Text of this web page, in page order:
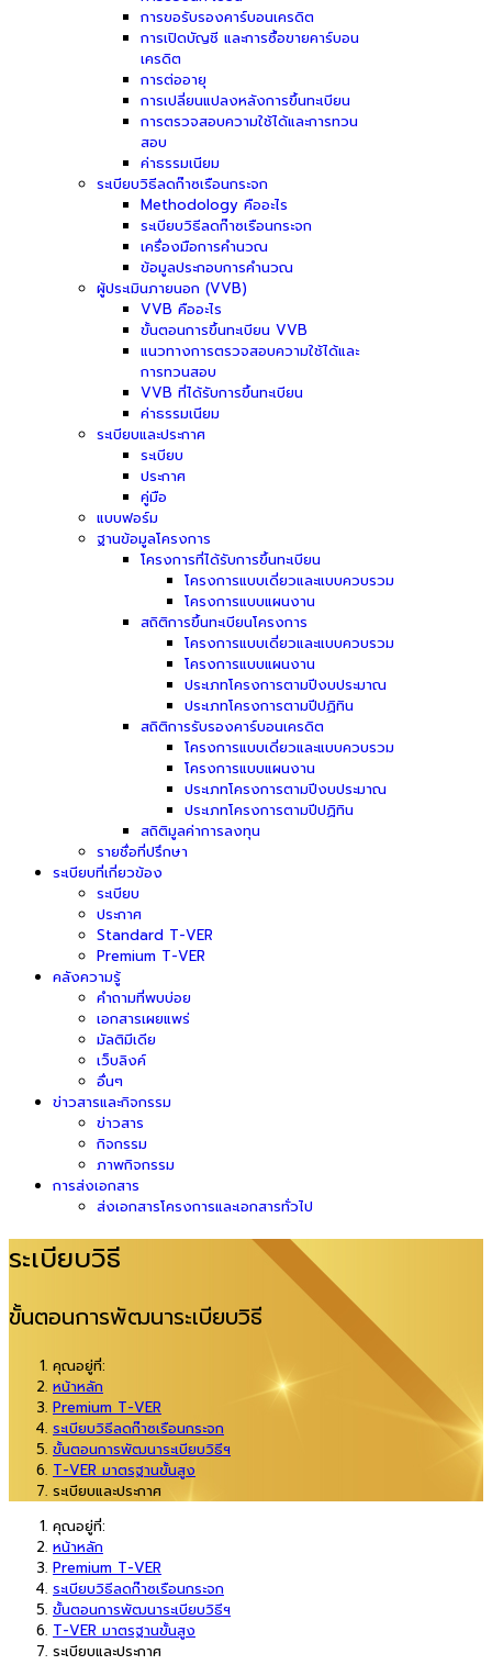
การขอรับรองคาร์บอนเครดิต
การเปิดบัญชี และการซื้อขายคาร์บอน
เครดิต
การต่ออายุ
การเปลี่ยนแปลงหลังการขึ้นทะเบียน
การตรวจสอบความใช้ได้และการทวน
สอบ
ค่าธรรมเนียม
ระเบียบวิธีลดก๊าซเรือนกระจก
Methodology คืออะไร
ระเบียบวิธีลดก๊าซเรือนกระจก
เครื่องมือการคำนวณ
ข้อมูลประกอบการคำนวณ
ผู้ประเมินภายนอก (VVB)
VVB คืออะไร
ขั้นตอนการขึ้นทะเบียน VVB
แนวทางการตรวจสอบความใช้ได้และ
การทวนสอบ
VVB ที่ได้รับการขึ้นทะเบียน
ค่าธรรมเนียม
ระเบียบและประกาศ
ระเบียบ
ประกาศ
คู่มือ
แบบฟอร์ม
ฐานข้อมูลโครงการ
โครงการที่ได้รับการขึ้นทะเบียน
โครงการแบบเดี่ยวและแบบควบรวม
โครงการแบบแผนงาน
สถิติการขึ้นทะเบียนโครงการ
โครงการแบบเดี่ยวและแบบควบรวม
โครงการแบบแผนงาน
ประเภทโครงการตามปีงบประมาณ
ประเภทโครงการตามปีปฏิทิน
สถิติการรับรองคาร์บอนเครดิต
โครงการแบบเดี่ยวและแบบควบรวม
โครงการแบบแผนงาน
ประเภทโครงการตามปีงบประมาณ
ประเภทโครงการตามปีปฏิทิน
สถิติมูลค่าการลงทุน
รายชื่อที่ปรึกษา
ระเบียบที่เกี่ยวข้อง
ระเบียบ
ประกาศ
Standard T-VER
Premium T-VER
คลังความรู้
คำถามที่พบบ่อย
เอกสารเผยแพร่
มัลติมีเดีย
เว็บลิงค์
อื่นๆ
ข่าวสารและกิจกรรม
ข่าวสาร
กิจกรรม
ภาพกิจกรรม
การส่งเอกสาร
ส่งเอกสารโครงการและเอกสารทั่วไป
ระเบียบวิธี
ขั้นตอนการพัฒนาระเบียบวิธี
คุณอยู่ที่:
หน้าหลัก
Premium T-VER
ระเบียบวิธีลดก๊าซเรือนกระจก
ขั้นตอนการพัฒนาระเบียบวิธีฯ
T-VER มาตรฐานขั้นสูง
ระเบียบและประกาศ
คุณอยู่ที่:
หน้าหลัก
Premium T-VER
ระเบียบวิธีลดก๊าซเรือนกระจก
ขั้นตอนการพัฒนาระเบียบวิธีฯ
T-VER มาตรฐานขั้นสูง
ระเบียบและประกาศ